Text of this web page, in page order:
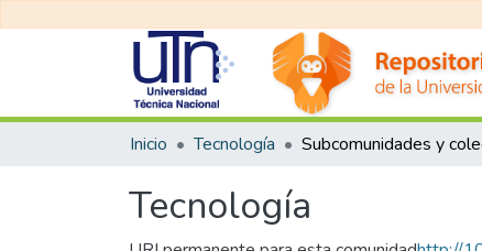
Inicio Tecnología
Tecnología